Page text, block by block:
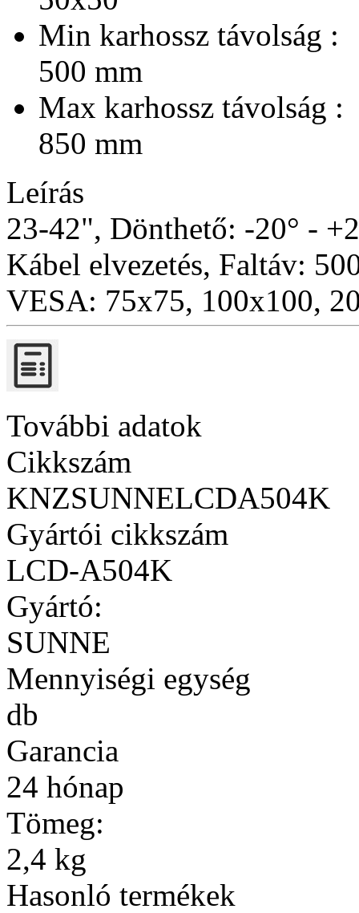
Min karhossz távolság :
500 mm
Max karhossz távolság :
850 mm
Leírás
23-42", Dönthető: -20° -
Kábel elvezetés, Faltáv:
VESA: 75x75, 100x100,
További adatok
Cikkszám
KNZSUNNELCDA504K
Gyártói cikkszám
LCD-A504K
Gyártó:
SUNNE
Mennyiségi egység
db
Garancia
24 hónap
Tömeg:
2,4 kg
Hasonló termékek